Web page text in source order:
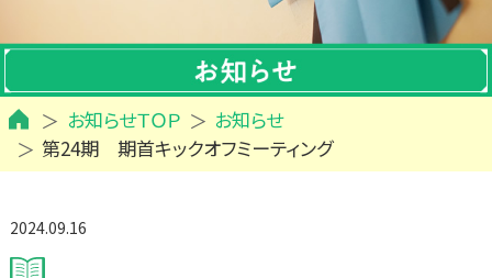
お知らせＴＯＰ
お知らせ
第24期 期首キックオフミーティング
2024.09.16